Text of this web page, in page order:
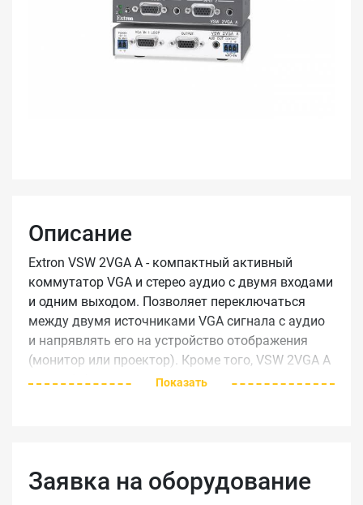
Описание
Extron VSW 2VGA A - компактный активный
коммутатор VGA и стерео аудио с двумя входами
и одним выходом. Позволяет переключаться
между двумя источниками VGA сигнала с аудио
и напрявлять его на устройство отображения
(монитор или проектор). Кроме того, VSW 2VGA A
имеет буферизованный выход на монитор.
ширина полосы частот RGB видеосигнала - 300
МГц (-3 дБ) возможность автоматической
Показать
Заявка на оборудование